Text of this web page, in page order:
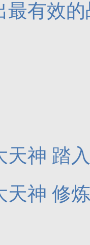
最有效
天神 踏
天神 修